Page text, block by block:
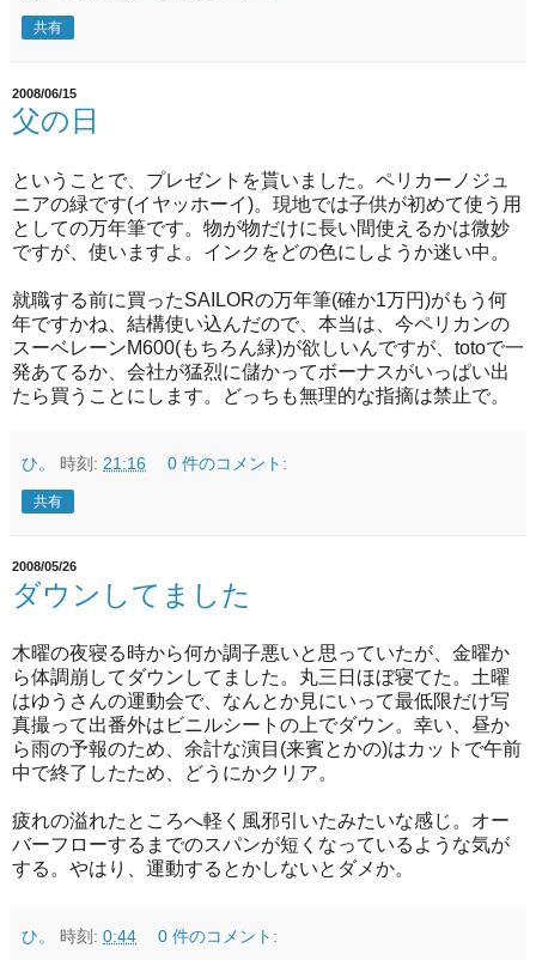
共有
2008/06/15
父の日
ということで、プレゼントを貰いました。ペリカーノジュ
ニアの緑です(イヤッホーイ)。現地では子供が初めて使う用
としての万年筆です。物が物だけに長い間使えるかは微妙
ですが、使いますよ。インクをどの色にしようか迷い中。
就職する前に買ったSAILORの万年筆(確か1万円)がもう何
年ですかね、結構使い込んだので、本当は、今ペリカンの
スーベレーンM600(もちろん緑)が欲しいんですが、totoで一
発あてるか、会社が猛烈に儲かってボーナスがいっぱい出
たら買うことにします。どっちも無理的な指摘は禁止で。
ひ。 時刻: 21:16 0 件のコメント:
共有
2008/05/26
ダウンしてました
木曜の夜寝る時から何か調子悪いと思っていたが、金曜か
ら体調崩してダウンしてました。丸三日ほぼ寝てた。土曜
はゆうさんの運動会で、なんとか見にいって最低限だけ写
真撮って出番外はビニルシートの上でダウン。幸い、昼か
ら雨の予報のため、余計な演目(来賓とかの)はカットで午前
中で終了したため、どうにかクリア。
疲れの溢れたところへ軽く風邪引いたみたいな感じ。オー
バーフローするまでのスパンが短くなっているような気が
する。やはり、運動するとかしないとダメか。
ひ。 時刻: 0:44 0 件のコメント: